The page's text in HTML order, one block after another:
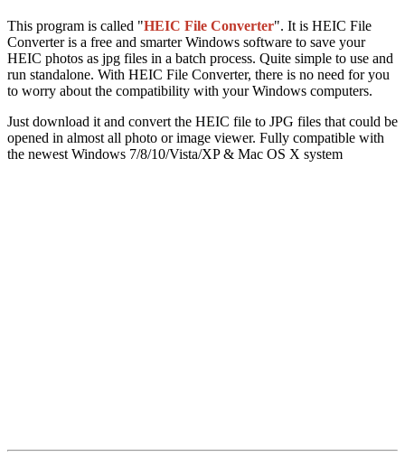
This program is called "HEIC File Converter". It is HEIC File
Converter is a free and smarter Windows software to save your
HEIC photos as jpg files in a batch process. Quite simple to use and
run standalone. With HEIC File Converter, there is no need for you
to worry about the compatibility with your Windows computers.
Just download it and convert the HEIC file to JPG files that could be
opened in almost all photo or image viewer. Fully compatible with
the newest Windows 7/8/10/Vista/XP & Mac OS X system